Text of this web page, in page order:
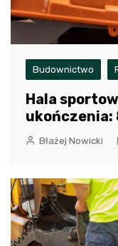
Budownictwo
Hala
ukończenia:
Błażej Nowicki